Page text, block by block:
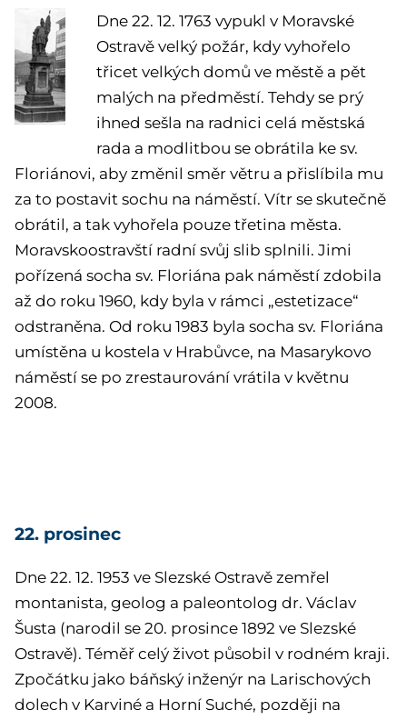
Dne 22. 12. 1763 vypukl v Moravské
Ostravě velký požár, kdy vyhořelo
třicet velkých domů ve městě a pět
malých na předměstí. Tehdy se prý
ihned sešla na radnici celá městská
rada a modlitbou se obrátila ke sv.
Floriánovi, aby změnil směr větru a přislíbila mu
za to postavit sochu na náměstí. Vítr se skutečně
obrátil, a tak vyhořela pouze třetina města.
Moravskoostravští radní svůj slib splnili. Jimi
pořízená socha sv. Floriána pak náměstí zdobila
až do roku 1960, kdy byla v rámci „estetizace“
odstraněna. Od roku 1983 byla socha sv. Floriána
umístěna u kostela v Hrabůvce, na Masarykovo
náměstí se po zrestaurování vrátila v květnu
2008.
22. prosinec
Dne 22. 12. 1953 ve Slezské Ostravě zemřel
montanista, geolog a paleontolog dr. Václav
Šusta (narodil se 20. prosince 1892 ve Slezské
Ostravě). Téměř celý život působil v rodném kraji.
Zpočátku jako báňský inženýr na Larischových
dolech v Karviné a Horní Suché, později na